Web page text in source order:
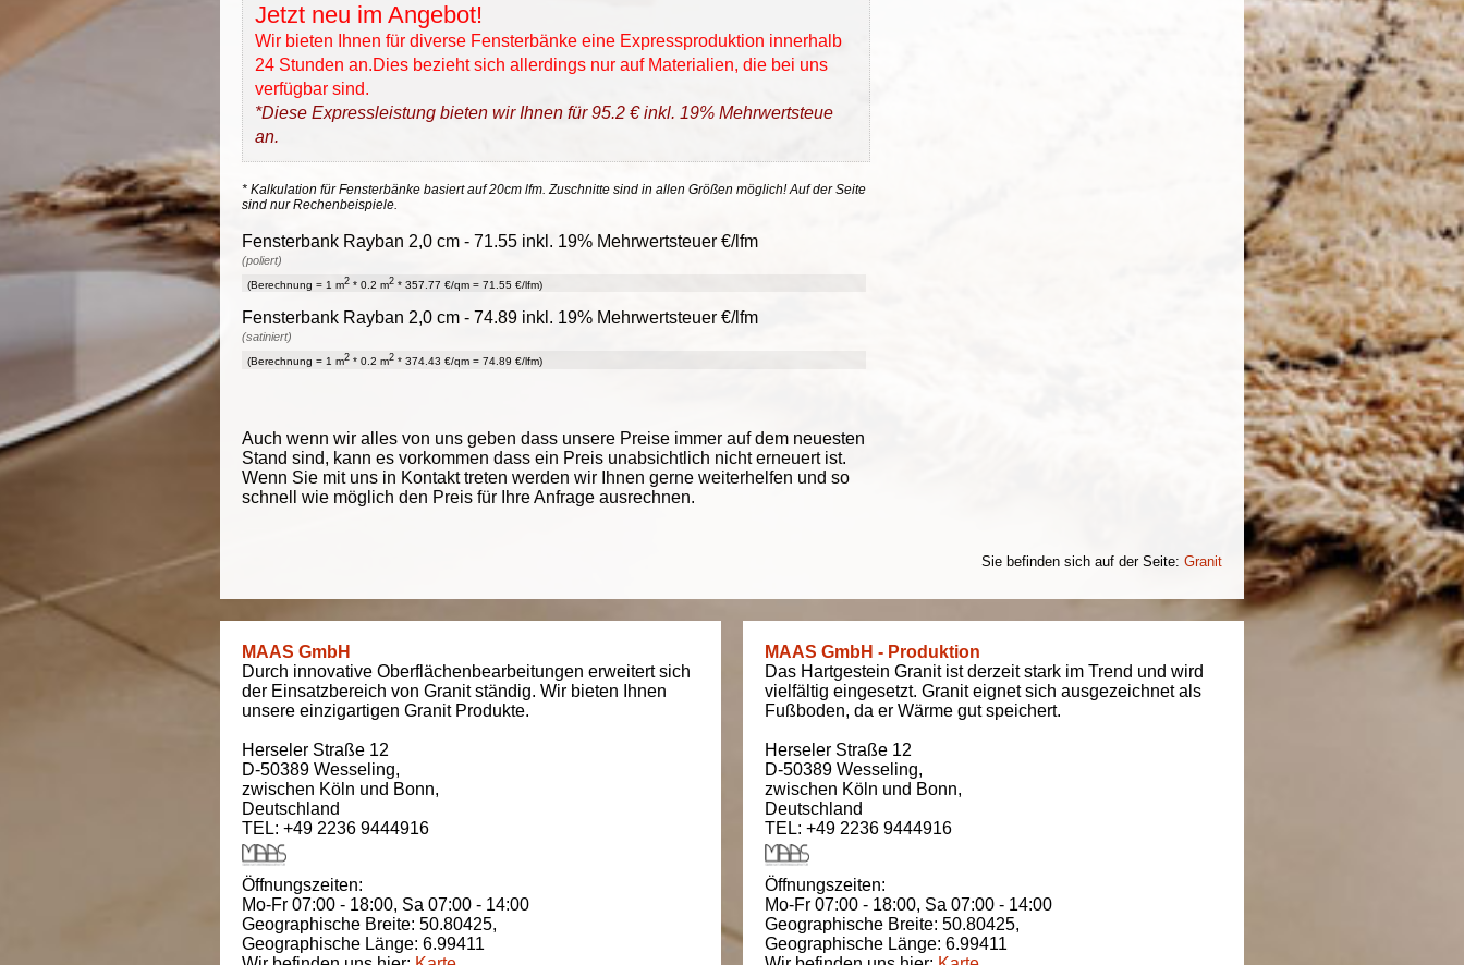
Jetzt neu im Angebot!
Wir bieten Ihnen für diverse Fensterbänke eine Expressproduktion innerhalb
24 Stunden an.Dies bezieht sich allerdings nur auf Materialien, die bei uns
verfügbar sind.
*Diese Expressleistung bieten wir Ihnen für 95.2 € inkl. 19% Mehrwertsteue
an.
* Kalkulation für Fensterbänke basiert auf 20cm lfm. Zuschnitte sind in allen Größen möglich! Auf der Seite
sind nur Rechenbeispiele.
Fensterbank Rayban 2,0 cm - 71.55 inkl. 19% Mehrwertsteuer €/lfm
(poliert)
(Berechnung = 1 m2 * 0.2 m2 * 357.77 €/qm = 71.55 €/lfm)
Fensterbank Rayban 2,0 cm - 74.89 inkl. 19% Mehrwertsteuer €/lfm
(satiniert)
(Berechnung = 1 m2 * 0.2 m2 * 374.43 €/qm = 74.89 €/lfm)
Auch wenn wir alles von uns geben dass unsere Preise immer auf dem neuesten
Stand sind, kann es vorkommen dass ein Preis unabsichtlich nicht erneuert ist.
Wenn Sie mit uns in Kontakt treten werden wir Ihnen gerne weiterhelfen und so
schnell wie möglich den Preis für Ihre Anfrage ausrechnen.
Sie befinden sich auf der Seite: Granit
MAAS GmbH
Durch innovative Oberflächenbearbeitungen erweitert sich
der Einsatzbereich von Granit ständig. Wir bieten Ihnen
unsere einzigartigen Granit Produkte.
Herseler Straße 12
D-50389 Wesseling,
zwischen Köln und Bonn,
Deutschland
TEL: +49 2236 9444916
Öffnungszeiten:
Mo-Fr 07:00 - 18:00, Sa 07:00 - 14:00
Geographische Breite: 50.80425,
Geographische Länge: 6.99411
MAAS GmbH - Produktion
Das Hartgestein Granit ist derzeit stark im Trend und wird
vielfältig eingesetzt. Granit eignet sich ausgezeichnet als
Fußboden, da er Wärme gut speichert.
Herseler Straße 12
D-50389 Wesseling,
zwischen Köln und Bonn,
Deutschland
TEL: +49 2236 9444916
Öffnungszeiten:
Mo-Fr 07:00 - 18:00, Sa 07:00 - 14:00
Geographische Breite: 50.80425,
Geographische Länge: 6.99411